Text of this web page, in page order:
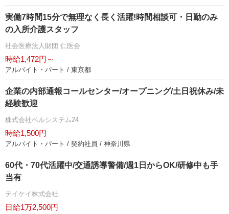
実働7時間15分で無理なく長く活躍!時間相談可・日勤のみ
の入所介護スタッフ
社会医療法人財団 仁医会
時給1,472円～
アルバイト・パート / 東京都
企業の内部通報コールセンター/オープニング/土日祝休み/未
経験歓迎
株式会社ベルシステム24
時給1,500円
アルバイト・パート / 契約社員 / 神奈川県
60代・70代活躍中/交通誘導警備/週1日からOK/研修中も手
当有
テイケイ株式会社
日給1万2,500円